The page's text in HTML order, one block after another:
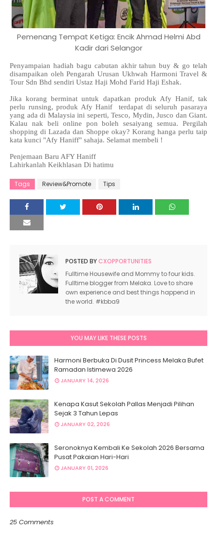
Pemenang Tempat Ketiga: Encik Ahmad Helmi Abd
Kadir dari Selangor
Penyampaian hadiah bagu cabutan akhir tahun buy & go telah
disampaikan oleh Pengarah Urusan Ukhwah Harmoni Travel &
Tour Sdn Bhd sendiri Ustaz Haji Mohd Farid Haji Eshak.
Jika korang berminat untuk dapatkan produk Afy Hanif, tak
perlu runsing, produk Afy Hanif terdapat di seluruh pasaraya
yang ada di Malaysia ini seperti, Tesco, Mydin, Jusco dan Giant.
Kalau nak beli online pon boleh sesaiyang semua. Pergilah
shopping di Lazada dan Shoppe okay? Korang hanga perlu taip
kata kunci "Afy Haniff" sahaja. Selamat membeli !
Penjemaan Baru AFY Haniff
Lahirkanlah Keikhlasan Di hatimu
Tags Review&Promote Tips
POSTED BYCXOPPORTUNITIES
Fulltime Housewife and Mommy to four kids.
Fulltime blogger from Melaka. Love to share
own experience and best things happend in
the world. #kbba9
YOU MAY LIKE THESE POSTS
Harmoni Berbuka Di Dusit Princess Melaka Bufet
Ramadan Istimewa 2026
JANUARY 14, 2026
Kenapa Kasut Sekolah Pallas Menjadi Pilihan
Sejak 3 Tahun Lepas
JANUARY 02, 2026
Seronoknya Kembali Ke Sekolah 2026 Bersama
Pusat Pakaian Hari-Hari
JANUARY 01, 2026
POST A COMMENT
25 Comments